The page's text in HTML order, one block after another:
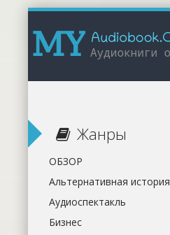
Жанры
ОБЗОР
Альтернативная история
Аудиоспектакль
Бизнес